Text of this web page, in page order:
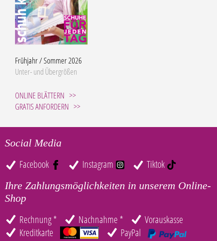
Frühjahr / Sommer 2026
Unter- und Übergrößen
ONLINE BLÄTTERN
GRATIS ANFORDERN
Social Media
Facebook Instagram Tiktok
Ihre Zahlungsmöglichkeiten in unserem Online-
Shop
Rechnung * Nachnahme *
Vorauskasse
Kreditkarte
PayPal